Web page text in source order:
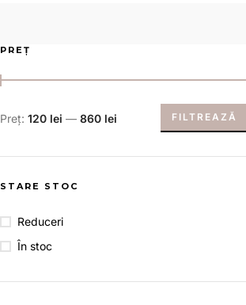
PREȚ
FILTREAZĂ
Preț: 120 lei — 860 lei
STARE STOC
Reduceri
În stoc